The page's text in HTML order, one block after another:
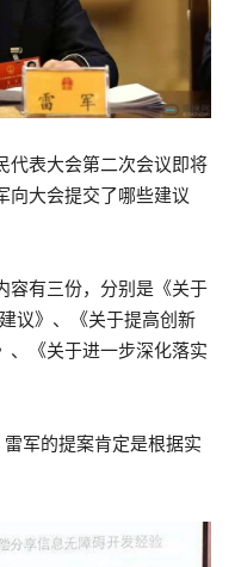
代表大会第二次会议即将
向大会提交了哪些建议
容有三份，分别是《关于
议》、《关于提高创新
、《关于进一步深化落实
军的提案肯定是根据实